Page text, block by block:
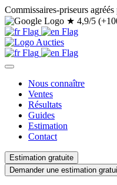
Commissaires-priseurs
★ 4,9/5
Nous connaître
Ventes
Résultats
Guides
Estimation
Contact
Estimation gratuite
Demander une estimation